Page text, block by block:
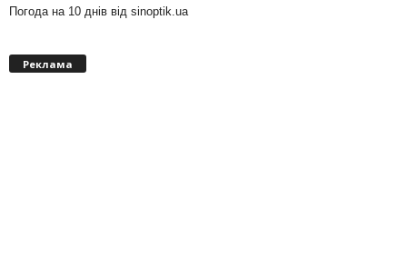
Погода на 10 днів від sinoptik.ua
Реклама